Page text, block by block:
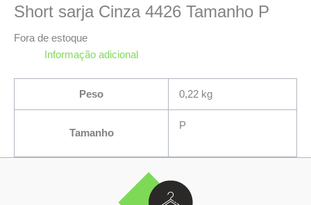
Short sarja Cinza 4426 Tamanho P
Fora de estoque
Informação adicional
Peso 0,22 kg
Tamanho
P